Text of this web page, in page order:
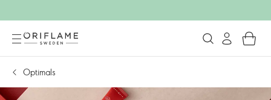
Optimals